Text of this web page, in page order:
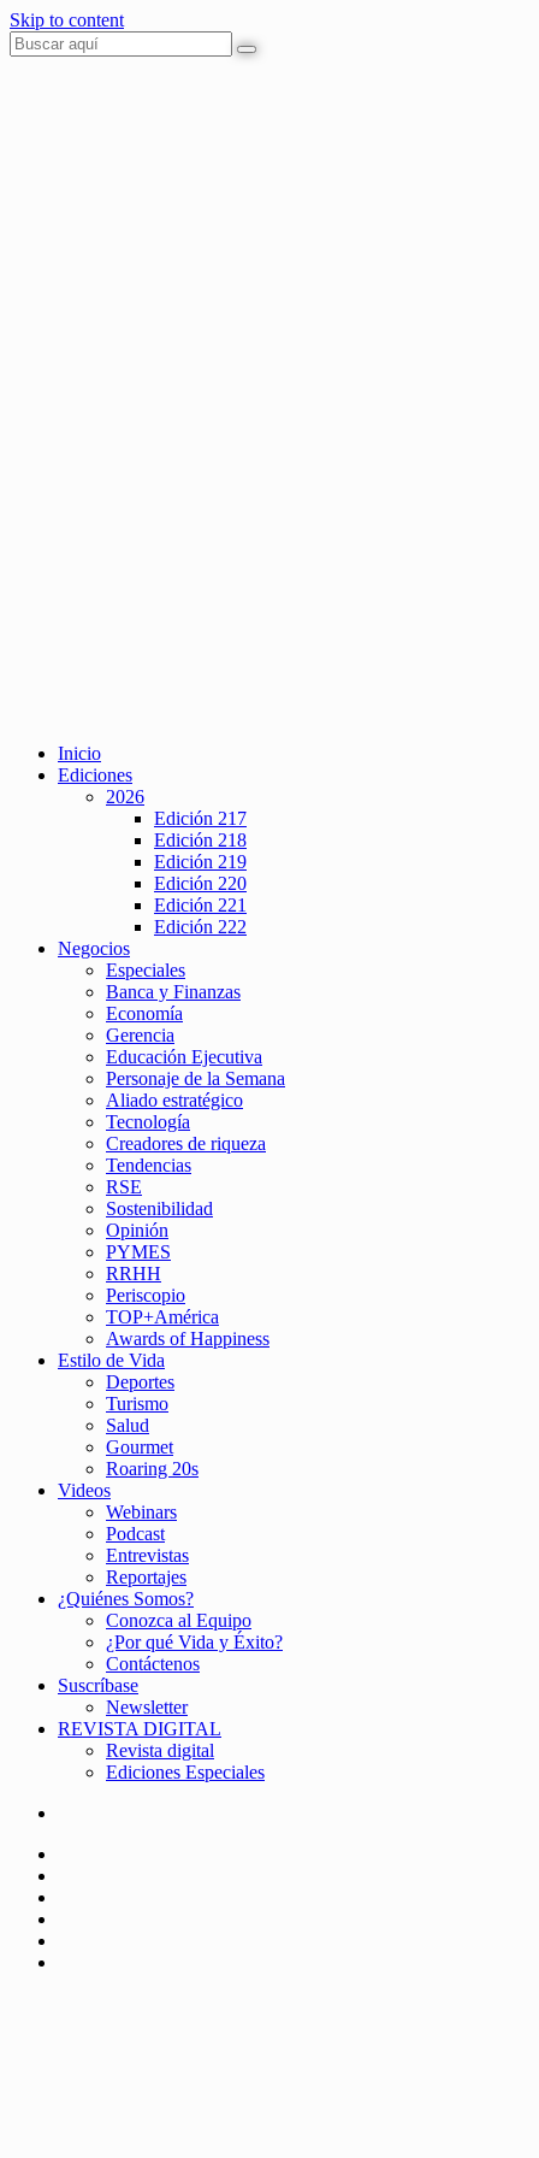
Skip to content
Inicio
Ediciones
2026
Edición 217
Edición 218
Edición 219
Edición 220
Edición 221
Edición 222
Negocios
Especiales
Banca y Finanzas
Economía
Gerencia
Educación Ejecutiva
Personaje de la Semana
Aliado estratégico
Tecnología
Creadores de riqueza
Tendencias
RSE
Sostenibilidad
Opinión
PYMES
RRHH
Periscopio
TOP+América
Awards of Happiness
Estilo de Vida
Deportes
Turismo
Salud
Gourmet
Roaring 20s
Videos
Webinars
Podcast
Entrevistas
Reportajes
¿Quiénes Somos?
Conozca al Equipo
¿Por qué Vida y Éxito?
Contáctenos
Suscríbase
Newsletter
REVISTA DIGITAL
Revista digital
Ediciones Especiales